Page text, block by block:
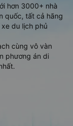
hơn 3000+ nhà
quốc, tất cả hãng
du lịch phủ
cùng vô vàn
phương án di